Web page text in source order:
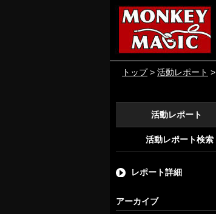
トップ> 活動レポート >
活動レポート
活動レポート検索
レポート詳細
アーカイブ